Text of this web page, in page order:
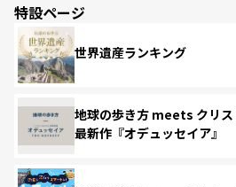
特設ページ
世界遺産ランキング
地球の歩き方 meets クリ
最新作『オデュッセイア』